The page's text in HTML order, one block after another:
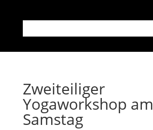
Zweiteiliger
Yogaworkshop am
Samstag